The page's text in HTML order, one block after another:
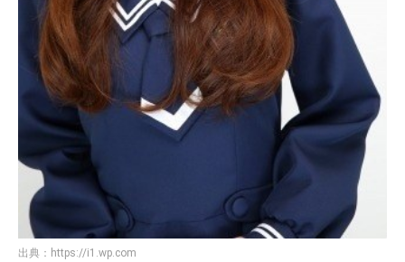
出典： https://i1.wp.com